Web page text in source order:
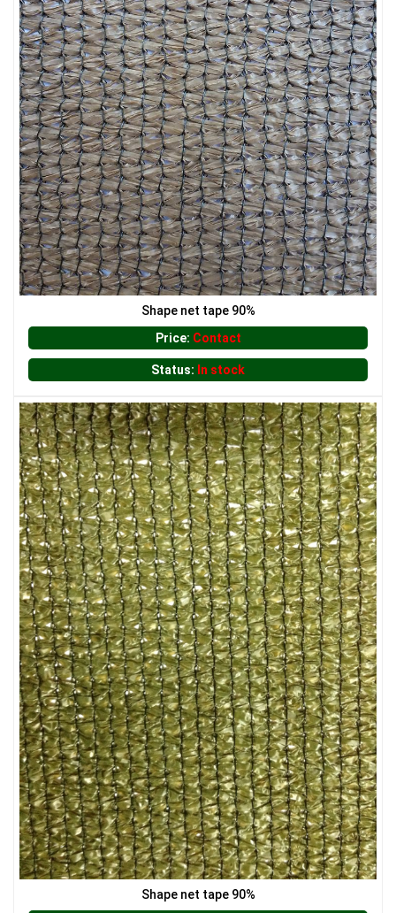
Shape net tape 90%
Price: Contact
Status: In stock
Shape net tape 90%